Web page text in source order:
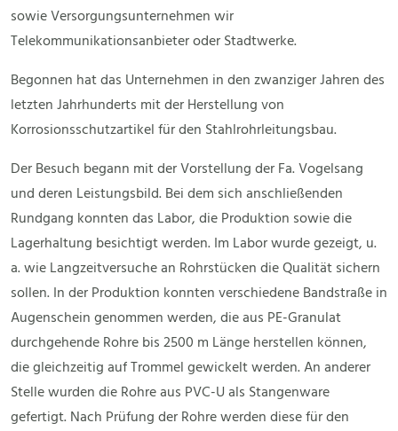
sowie Versorgungsunternehmen wir
Telekommunikationsanbieter oder Stadtwerke.
Begonnen hat das Unternehmen in den zwanziger Jahren des
letzten Jahrhunderts mit der Herstellung von
Korrosionsschutzartikel für den Stahlrohrleitungsbau.
Der Besuch begann mit der Vorstellung der Fa. Vogelsang
und deren Leistungsbild. Bei dem sich anschließenden
Rundgang konnten das Labor, die Produktion sowie die
Lagerhaltung besichtigt werden. Im Labor wurde gezeigt, u.
a. wie Langzeitversuche an Rohrstücken die Qualität sichern
sollen. In der Produktion konnten verschiedene Bandstraße in
Augenschein genommen werden, die aus PE-Granulat
durchgehende Rohre bis 2500 m Länge herstellen können,
die gleichzeitig auf Trommel gewickelt werden. An anderer
Stelle wurden die Rohre aus PVC-U als Stangenware
gefertigt. Nach Prüfung der Rohre werden diese für den